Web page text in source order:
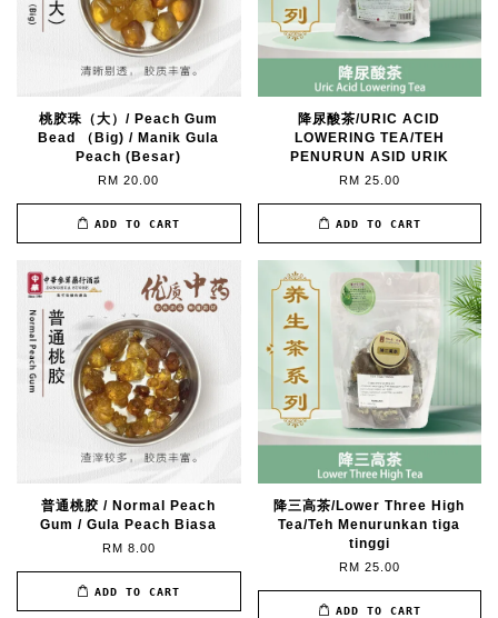
桃胶珠（大）/ Peach Gum
Bead （Big) / Manik Gula
Peach (Besar)
RM 20.00
ADD TO CART
降尿酸茶/URIC ACID
LOWERING TEA/TEH
PENURUN ASID URIK
RM 25.00
ADD TO CART
普通桃胶 / Normal Peach
Gum / Gula Peach Biasa
RM 8.00
ADD TO CART
降三高茶/Lower Three High
Tea/Teh Menurunkan tiga
tinggi
RM 25.00
ADD TO CART